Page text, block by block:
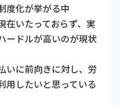
度化が挙がる中
在いたっておらず、実
ードルが高いのが現状
いに前向きに対し、労
用したいと思っている